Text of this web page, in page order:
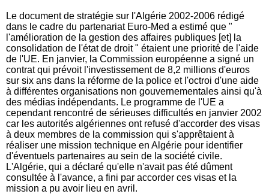
Le document de stratégie sur l'Algérie 2002-2006 rédigé
dans le cadre du partenariat Euro-Med a estimé que "
l'amélioration de la gestion des affaires publiques [et] la
consolidation de l'état de droit " étaient une priorité de l'aide
de l'UE. En janvier, la Commission européenne a signé un
contrat qui prévoit l'investissement de 8,2 millions d'euros
sur six ans dans la réforme de la police et l'octroi d'une aide
à différentes organisations non gouvernementales ainsi qu'à
des médias indépendants. Le programme de l'UE a
cependant rencontré de sérieuses difficultés en janvier 2002
car les autorités algériennes ont refusé d'accorder des visas
à deux membres de la commission qui s'apprêtaient à
réaliser une mission technique en Algérie pour identifier
d'éventuels partenaires au sein de la société civile.
L'Algérie, qui a déclaré qu'elle n'avait pas été dûment
consultée à l'avance, a fini par accorder ces visas et la
mission a pu avoir lieu en avril.